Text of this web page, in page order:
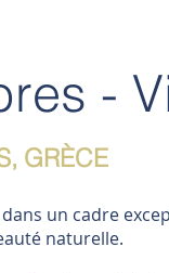
-
GRÈCE
un cadre
naturelle.